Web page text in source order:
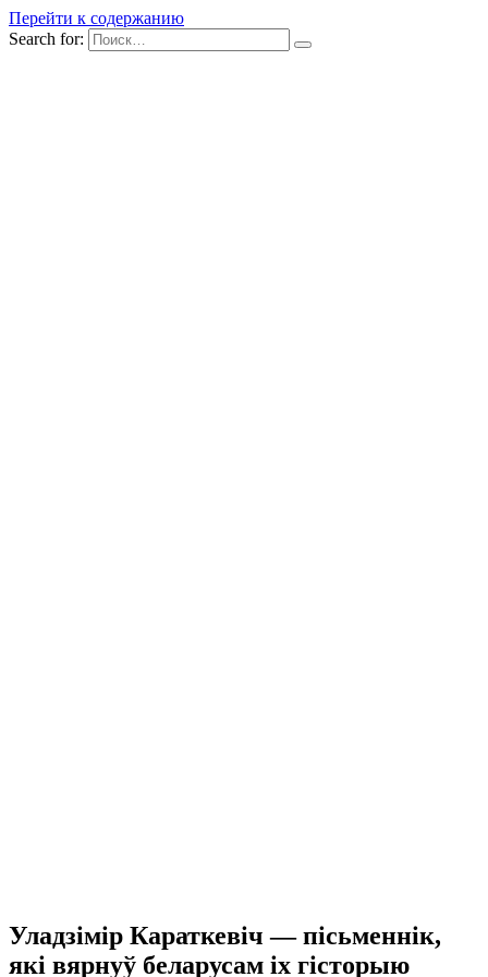
Перейти к содержанию
Search for:
Уладзімір Караткевіч — пісьменнік,
які вярнуў беларусам іх гісторыю